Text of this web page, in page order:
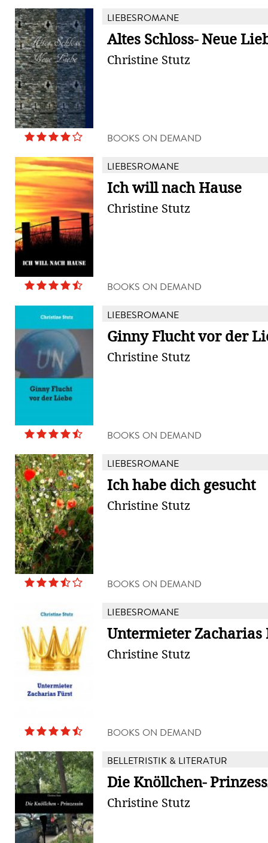
LIEBESROMANE
Altes Schloss- Neue
Christine Stutz
BOOKS ON DEMAND
LIEBESROMANE
Ich will nach Hause
Christine Stutz
BOOKS ON DEMAND
LIEBESROMANE
Ginny Flucht vor der
Christine Stutz
BOOKS ON DEMAND
LIEBESROMANE
Ich habe dich gesucht
Christine Stutz
BOOKS ON DEMAND
LIEBESROMANE
Untermieter Zacharias
Christine Stutz
BOOKS ON DEMAND
BELLETRISTIK & LITERATUR
Die Knöllchen-
Christine Stutz